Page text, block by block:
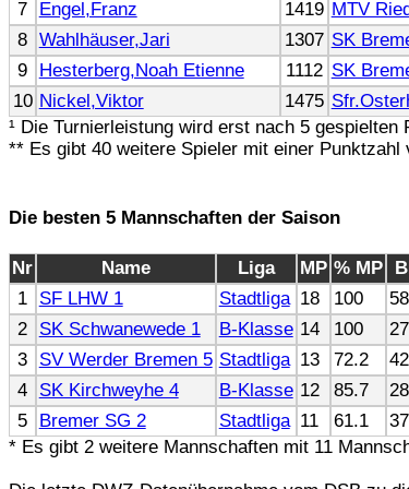
7 Engel,Franz 1419 MTV
8 Wahlhäuser,Jari 1307 SK
9
Hesterberg,Noah Etienne 1112 SK
10 Nickel,Viktor 1475
¹ Die Turnierleistung wird erst nach 5 gespielten
** Es gibt 40 weitere Spieler mit einer Punktzahl
Die besten 5 Mannschaften der Saison
Nr Name Liga MP % MP
1
SF LHW 1 Stadtliga 18 100
2
SK Schwanewede 1 B-Klasse 14 100
3
SV Werder Bremen 5 Stadtliga 13 72.2
4
SK Kirchweyhe 4 B-Klasse 12 85.7
5
Bremer SG 2 Stadtliga 11 61.1
* Es gibt 2 weitere Mannschaften mit 11